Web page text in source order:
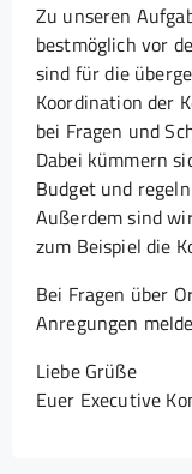
Zu unseren
bestmöglich vor
sind für die
Koordination der
bei Fragen und
Dabei kümmern
Budget und
Außerdem sind
zum Beispiel die
Bei Fragen über
Anregungen
Liebe Grüße
Euer Executive